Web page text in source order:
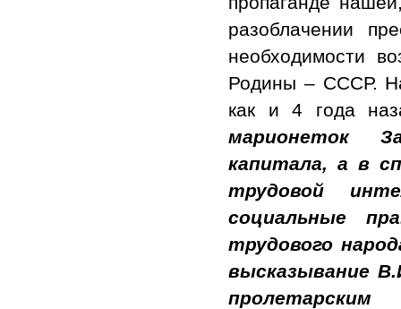
разоблачении
необходимости
Родины – СССР.
как и 4 года
марионеток
капитала, а в
трудовой
социальные
трудового
высказывание